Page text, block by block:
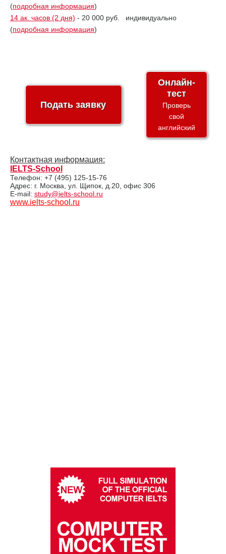
(подробная информация)
14 ак. часов (2 дня) - 20 000 руб. индивидуально
(подробная информация)
Подать заявку
Онлайн-
тест
Проверь
свой
английский
Контактная информация:
IELTS-School
Телефон: +7 (495) 125-15-76
Адрес: г. Москва, ул. Щипок, д.20, офис 306
E-mail: study@ielts-school.ru
www.ielts-school.ru